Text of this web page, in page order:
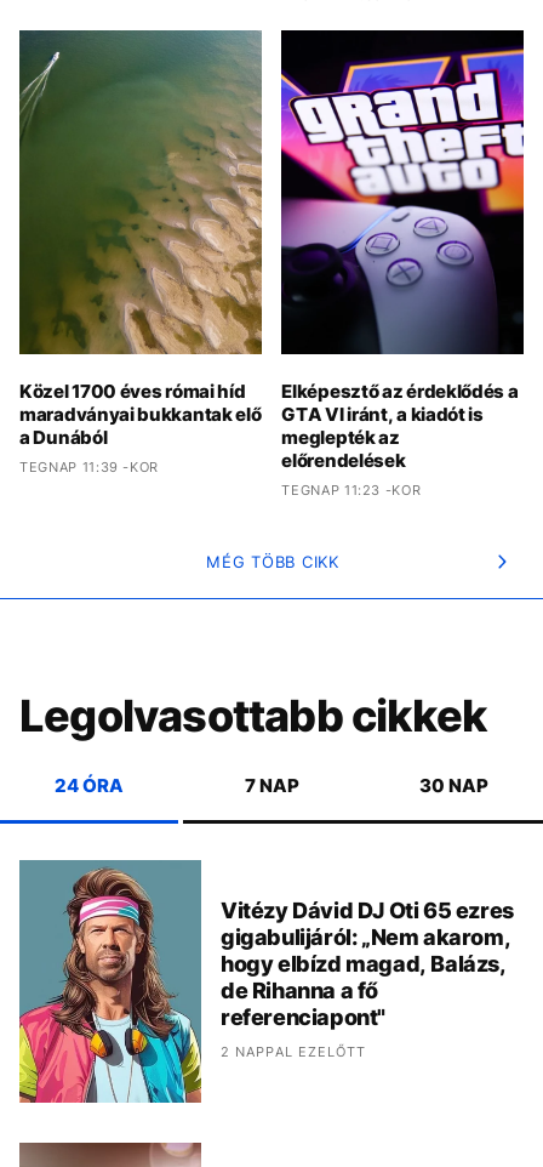
Közel 1700 éves római híd
maradványai bukkantak elő
a Dunából
TEGNAP 11:39 -KOR
Elképesztő az érdeklődés a
GTA VI iránt, a kiadót is
meglepték az
előrendelések
TEGNAP 11:23 -KOR
MÉG TÖBB CIKK
Legolvasottabb cikkek
24 ÓRA 7 NAP 30 NAP
Vitézy Dávid DJ Oti 65 ezres
gigabulijáról: „Nem akarom,
hogy elbízd magad, Balázs,
de Rihanna a fő
referenciapont"
2 NAPPAL EZELŐTT